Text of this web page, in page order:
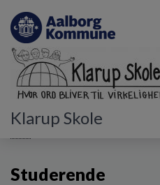
Klarup Skole
Studerende
Studerende